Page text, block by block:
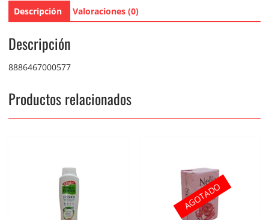
Descripción Valoraciones (0)
Descripción
8886467000577
Productos relacionados
AGOTADO